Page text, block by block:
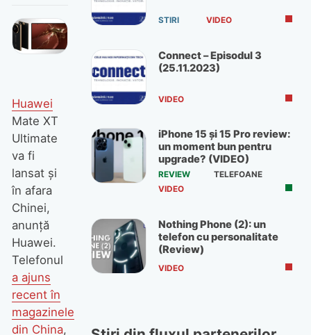
Huawei
Mate XT
Ultimate
va fi
lansat și
în afara
Chinei,
anunță
Huawei.
Telefonul
a ajuns
recent în
magazinele
din China,
STIRI VIDEO
Connect – Episodul 3
(25.11.2023)
VIDEO
iPhone 15 și 15 Pro review:
un moment bun pentru
upgrade? (VIDEO)
REVIEW
TELEFOANE
VIDEO
Nothing Phone (2): un
telefon cu personalitate
(Review)
VIDEO